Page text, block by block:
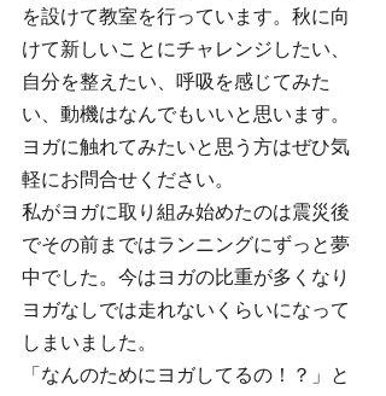
を設けて教室を行っています。秋に向
けて新しいことにチャレンジしたい、
自分を整えたい、呼吸を感じてみた
い、動機はなんでもいいと思います。
ヨガに触れてみたいと思う方はぜひ気
軽にお問合せください。
私がヨガに取り組み始めたのは震災後
でその前まではランニングにずっと夢
中でした。今はヨガの比重が多くなり
ヨガなしでは走れないくらいになって
しまいました。
「なんのためにヨガしてるの！？」と